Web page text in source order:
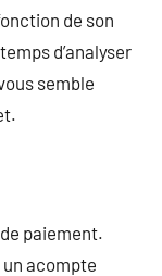
de son
d’analyser
semble
paiement.
acompte